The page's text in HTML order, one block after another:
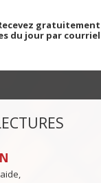
gratuitement
du jour par courriel